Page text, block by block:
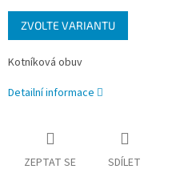
Měrná
cena:
ZVOLTE VARIANTU
Kotníková obuv
Detailní informace
ZEPTAT SE SDÍLET